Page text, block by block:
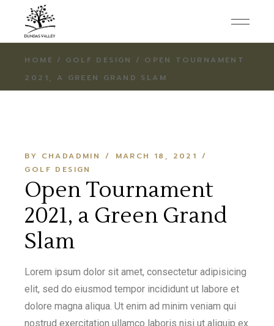
HOME GOLF DESIGN
OPEN TOURNAMENT
2021, A GREEN GRAND SLAM
BY CHADADMIN
MARCH 18, 2021
GOLF DESIGN
Open Tournament
2021, a Green Grand
Slam
Lorem ipsum dolor sit amet, consectetur adipisicing
elit, sed do eiusmod tempor incididunt ut labore et
dolore magna aliqua. Ut enim ad minim veniam qui
nostrud exercitation ullamco laboris nisi ut aliquip ex